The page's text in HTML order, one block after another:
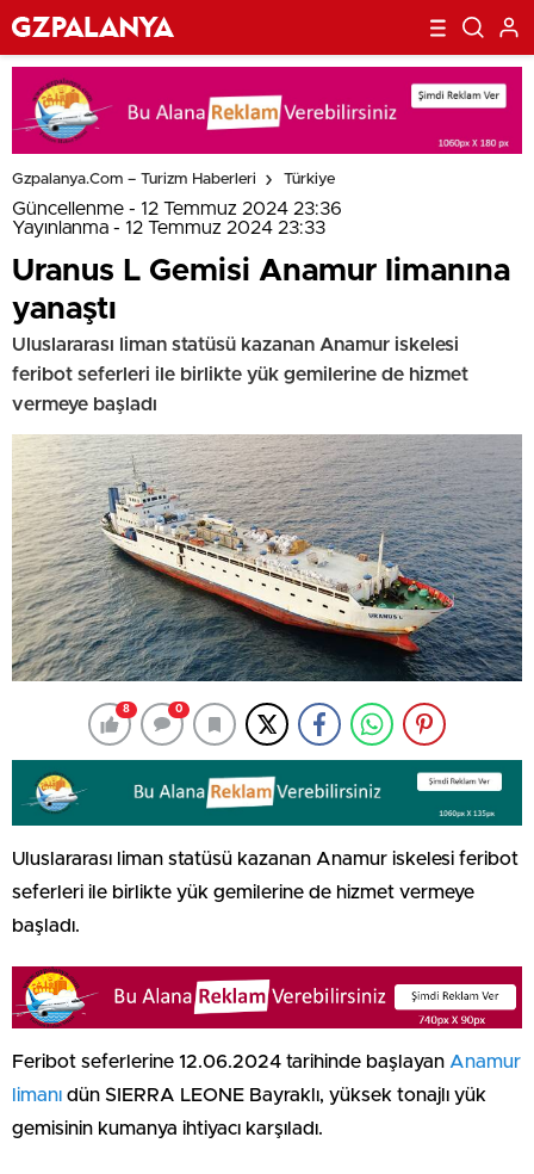
Gzpalanya.com – Turizm Haberleri Türkiye
Güncellenme - 12 Temmuz 2024 23:36
Yayınlanma - 12 Temmuz 2024 23:33
Uranus L Gemisi Anamur limanına
yanaştı
Uluslararası liman statüsü kazanan Anamur iskelesi
feribot seferleri ile birlikte yük gemilerine de hizmet
vermeye başladı
8 0
Uluslararası liman statüsü kazanan Anamur iskelesi feribot
seferleri ile birlikte yük gemilerine de hizmet vermeye
başladı.
Feribot seferlerine 12.06.2024 tarihinde başlayan Anamur
limanı dün SIERRA LEONE Bayraklı, yüksek tonajlı yük
gemisinin kumanya ihtiyacı karşıladı.